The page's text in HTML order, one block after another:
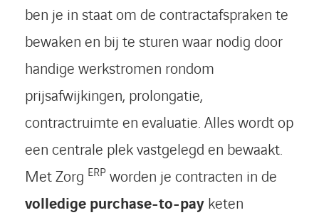
ben je in staat om de contractafspraken te
bewaken en bij te sturen waar nodig door
handige werkstromen rondom
prijsafwijkingen, prolongatie,
contractruimte en evaluatie. Alles wordt op
een centrale plek vastgelegd en bewaakt.
Met Zorg ERP worden je contracten in de
volledige purchase-to-pay keten